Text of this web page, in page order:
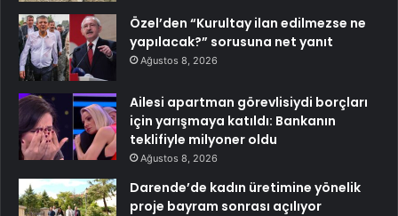
Özel’den “Kurultay ilan edilmezse ne
yapılacak?” sorusuna net yanıt
Ağustos 8, 2026
Ailesi apartman görevlisiydi borçları
için yarışmaya katıldı: Bankanın
teklifiyle milyoner oldu
Ağustos 8, 2026
Darende’de kadın üretimine yönelik
proje bayram sonrası açılıyor